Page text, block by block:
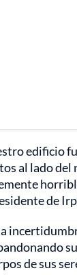
edificio
al lado del
de
de sus